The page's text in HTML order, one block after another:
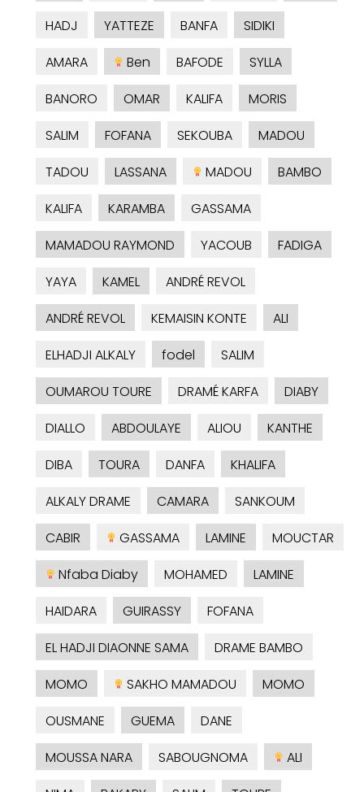
HADJ
YATTEZE BANFA
SIDIKI
AMARA
Ben BAFODE
SYLLA
BANORO
OMAR KALIFA
MORIS
SALIM
FOFANA SEKOUBA
MADOU
TADOU
LASSANA MADOU
BAMBO
KALIFA
KARAMBA
GASSAMA
MAMADOU RAYMOND
YACOUB
FADIGA
YAYA
KAMEL
ANDRÉ REVOL
ANDRÉ REVOL
KEMAISIN KONTE
ALI
ELHADJI ALKALY
fodel
SALIM
OUMAROU TOURE
DRAMÉ KARFA
DIABY
DIALLO
ABDOULAYE ALIOU
KANTHE
DIBA
TOURA DANFA
KHALIFA
ALKALY DRAME
CAMARA
SANKOUM
CABIR
GASSAMA LAMINE
MOUCTAR
Nfaba Diaby
MOHAMED
LAMINE
HAIDARA
GUIRASSY
FOFANA
EL HADJI DIAONNE SAMA
DRAME BAMBO
MOMO
SAKHO MAMADOU
MOMO
OUSMANE
GUEMA
DANE
MOUSSA NARA
SABOUGNOMA
ALI